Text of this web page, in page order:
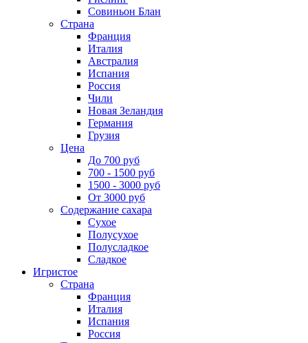
Совиньон Блан
Страна
Франция
Италия
Австралия
Испания
Россия
Чили
Новая Зеландия
Германия
Грузия
Цена
До 700 руб
700 - 1500 руб
1500 - 3000 руб
От 3000 руб
Содержание сахара
Сухое
Полусухое
Полусладкое
Сладкое
Игристое
Страна
Франция
Италия
Испания
Россия